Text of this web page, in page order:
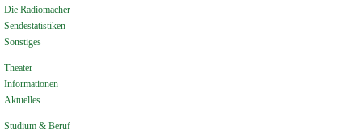
Die Radiomacher
Sendestatistiken
Sonstiges
Theater
Informationen
Aktuelles
Studium & Beruf